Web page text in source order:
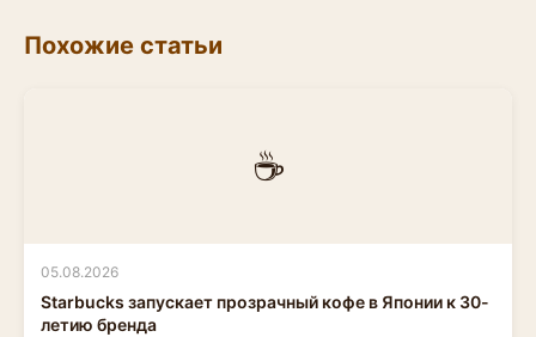
Похожие статьи
☕
05.08.2026
Starbucks запускает прозрачный кофе в Японии к 30-
летию бренда